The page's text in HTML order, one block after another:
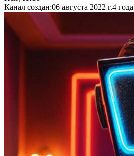
Канал создан:06 августа 2022 г.4 года